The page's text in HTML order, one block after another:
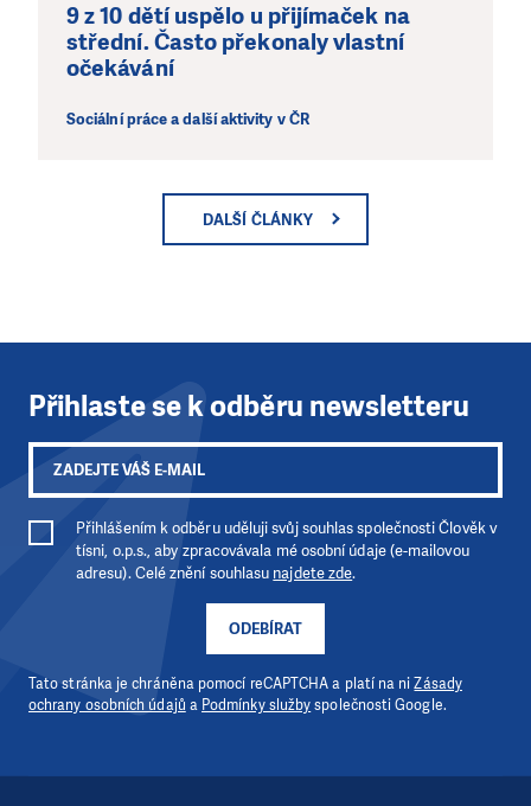
9 z 10 dětí uspělo u přijímaček na
střední. Často překonaly vlastní
očekávání
Sociální práce a další aktivity v ČR
DALŠÍ ČLÁNKY
Přihlaste se k odběru newsletteru
ODEBÍRAT
Přihlášením k odběru uděluji svůj souhlas společnosti Člověk v
tísni, o.p.s., aby zpracovávala mé osobní údaje (e-mailovou
adresu). Celé znění souhlasu najdete zde.
Tato stránka je chráněna pomocí reCAPTCHA a platí na niZásady
ochrany osobních údajů a Podmínky službyspolečnosti Google.